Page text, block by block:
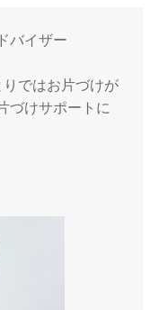
バイザー
ではお片づけが
づけサポートに